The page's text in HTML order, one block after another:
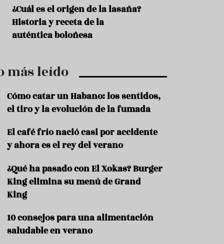
t
r
m
R
e
S
u
d
¿Cuál es el origen de la lasaña?
Historia y receta de la
auténtica boloñesa
más leído
Cómo catar un Habano: los sentidos,
el tiro y la evolución de la fumada
El café frío nació casi por accidente
y ahora es el rey del verano
¿Qué ha pasado con El Xokas? Burger
King elimina su menú de Grand
King
10 consejos para una alimentación
saludable en verano